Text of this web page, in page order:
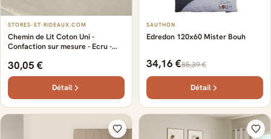
STORES-ET-RIDEAUX.COM
Chemin de Lit Coton Uni -
Confaction sur mesure - Ecru -
Made in France
30,05 €
Détail
SAUTHON
Edredon 120x60 Mister Bouh
34,16 €85,39 €
Détail